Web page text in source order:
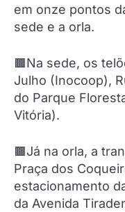
em onze pontos
sede e a orla.
🟫Na sede, os
Julho (Inocoop),
do Parque
Vitória).
🟫Já na orla, a
Praça dos
estacionamento
da Avenida